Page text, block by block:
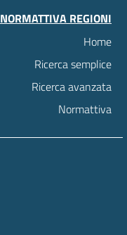
NORMATTIVA REGIONI
Home
Ricerca semplice
Ricerca avanzata
Normattiva